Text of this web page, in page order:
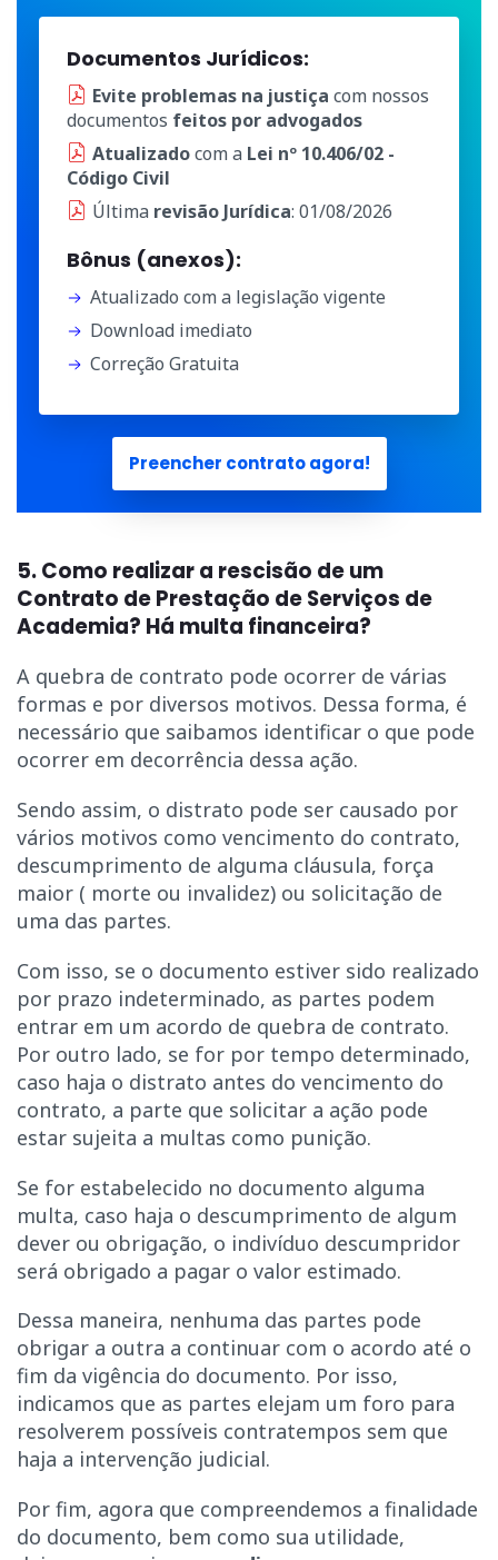
Documentos Jurídicos:
Evite problemas na justiça com nossos
documentos feitos por advogados
Atualizadocom a Lei nº 10.406/02 -
Código Civil
Última revisão Jurídica: 01/08/2026
Bônus (anexos):
Atualizado com a legislação vigente
Download imediato
Correção Gratuita
Preencher contrato agora!
5. Como realizar a rescisão de um
Contrato de Prestação de Serviços de
Academia? Há multa financeira?
A quebra de contrato pode ocorrer de várias
formas e por diversos motivos. Dessa forma, é
necessário que saibamos identificar o que pode
ocorrer em decorrência dessa ação.
Sendo assim, o distrato pode ser causado por
vários motivos como vencimento do contrato,
descumprimento de alguma cláusula, força
maior ( morte ou invalidez) ou solicitação de
uma das partes.
Com isso, se o documento estiver sido realizado
por prazo indeterminado, as partes podem
entrar em um acordo de quebra de contrato.
Por outro lado, se for por tempo determinado,
caso haja o distrato antes do vencimento do
contrato, a parte que solicitar a ação pode
estar sujeita a multas como punição.
Se for estabelecido no documento alguma
multa, caso haja o descumprimento de algum
dever ou obrigação, o indivíduo descumpridor
será obrigado a pagar o valor estimado.
Dessa maneira, nenhuma das partes pode
obrigar a outra a continuar com o acordo até o
fim da vigência do documento. Por isso,
indicamos que as partes elejam um foro para
resolverem possíveis contratempos sem que
haja a intervenção judicial.
Por fim, agora que compreendemos a finalidade
do documento, bem como sua utilidade,